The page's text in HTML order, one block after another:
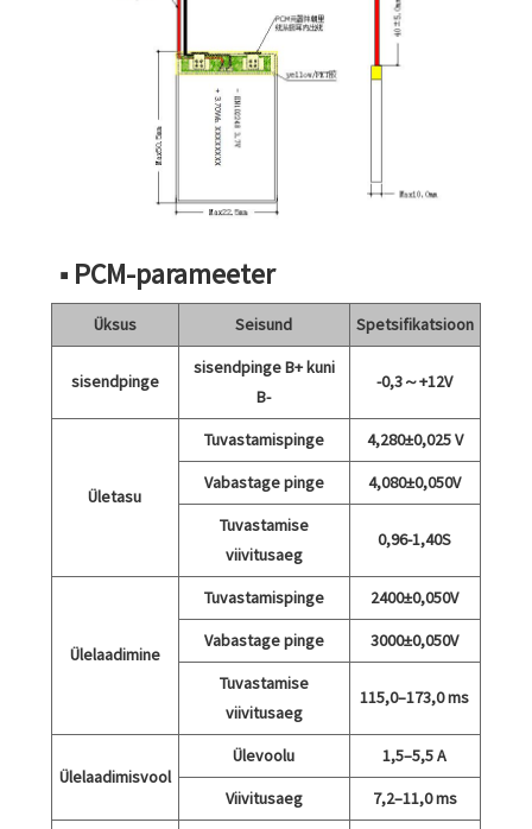
■ PCM-parameeter
Üksus Seisund Spetsifikatsioon
sisendpinge
sisendpinge B+ kuni
B-
-0,3～+12V
Ületasu
Tuvastamispinge
4,280±0,025 V
Vabastage pinge
4,080±0,050V
Tuvastamise
viivitusaeg
0,96-1,40S
Ülelaadimine
Tuvastamispinge
2400±0,050V
Vabastage pinge
3000±0,050V
Tuvastamise
viivitusaeg
115,0–173,0 ms
Ülelaadimisvool
Ülevoolu
1,5–5,5 A
Viivitusaeg
7,2–11,0 ms